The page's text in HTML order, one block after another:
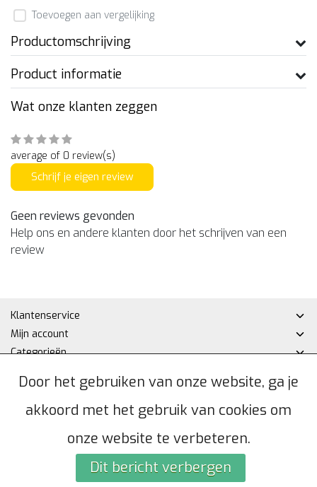
Toevoegen aan vergelijking
Productomschrijving
Product informatie
Wat onze klanten zeggen
average of 0 review(s)
Schrijf je eigen review
Geen reviews gevonden
Help ons en andere klanten door het schrijven van een
review
Klantenservice
Mijn account
Categorieën
© Copyright 2026 - Hakan DHZ | Realisatie InStijl Media
Door het gebruiken van onze website, ga je
akkoord met het gebruik van cookies om
onze website te verbeteren.
Dit bericht verbergen